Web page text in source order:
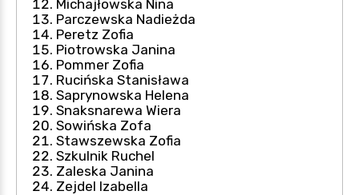
Michajłowska Nina
Parczewska Nadieżda
Peretz Zofia
Piotrowska Janina
Pommer Zofia
Rucińska Stanisława
Saprynowska Helena
Snaksnarewa Wiera
Sowińska Zofa
Stawszewska Zofia
Szkulnik Ruchel
Zaleska Janina
Zejdel Izabella